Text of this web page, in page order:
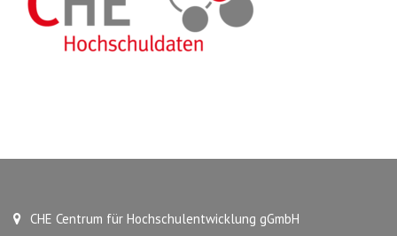
CHE Centrum für Hochschulentwicklung gGmbH